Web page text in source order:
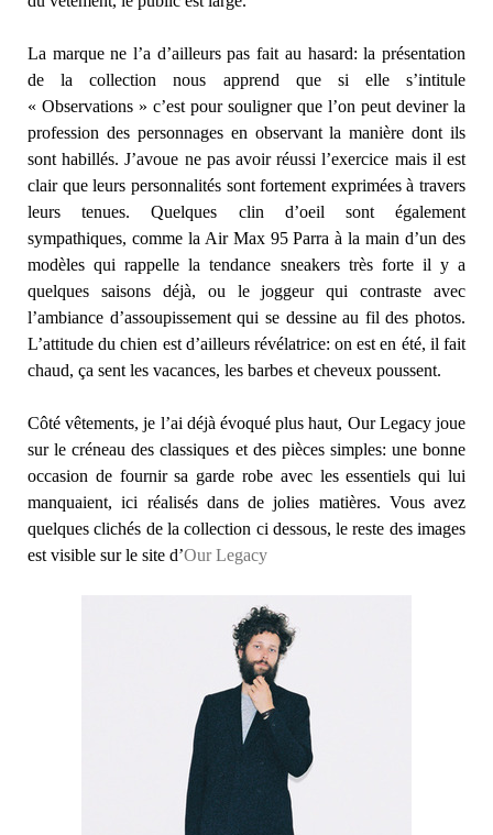
La marque ne l’a d’ailleurs pas fait au hasard: la présentation
de la collection nous apprend que si elle s’intitule
« Observations » c’est pour souligner que l’on peut deviner la
profession des personnages en observant la manière dont ils
sont habillés. J’avoue ne pas avoir réussi l’exercice mais il est
clair que leurs personnalités sont fortement exprimées à travers
leurs tenues. Quelques clin d’oeil sont également
sympathiques, comme la Air Max 95 Parra à la main d’un des
modèles qui rappelle la tendance sneakers très forte il y a
quelques saisons déjà, ou le joggeur qui contraste avec
l’ambiance d’assoupissement qui se dessine au fil des photos.
L’attitude du chien est d’ailleurs révélatrice: on est en été, il fait
chaud, ça sent les vacances, les barbes et cheveux poussent.
Côté vêtements, je l’ai déjà évoqué plus haut, Our Legacy joue
sur le créneau des classiques et des pièces simples: une bonne
occasion de fournir sa garde robe avec les essentiels qui lui
manquaient, ici réalisés dans de jolies matières. Vous avez
quelques clichés de la collection ci dessous, le reste des images
est visible sur le site d’Our Legacy